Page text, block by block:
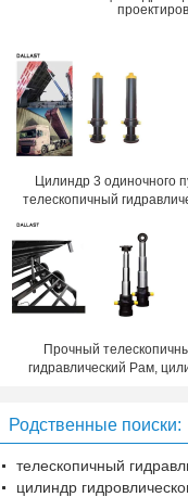
Цилиндр 3 одиночного
телескопичный
гидравлический Рам
самосвала
Прочный
гидравлический Рам,
Родственные поиски:
телескопичный
цилиндр